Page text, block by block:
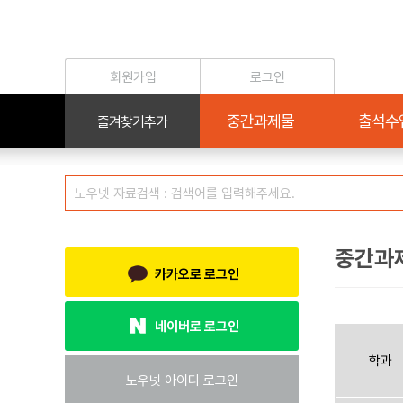
카카오로 로그인
네이버로 로그인
중간과
학과